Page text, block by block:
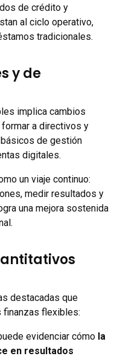
de crédito y
al ciclo operativo,
tradicionales.
y de
implica cambios
a directivos y
de gestión
digitales.
un viaje continuo:
medir resultados y
una mejora sostenida
destacadas que
finanzas flexibles:
evidenciar cómo la
en resultados